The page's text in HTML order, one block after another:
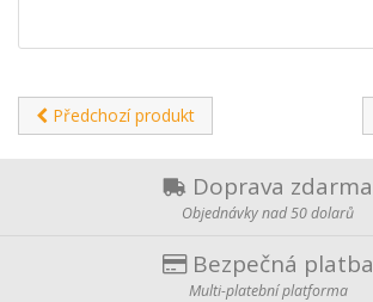
Předchozí produkt
Doprava zdarma
Objednávky nad 50 dolarů
Bezpečná platba
Multi-platební platforma